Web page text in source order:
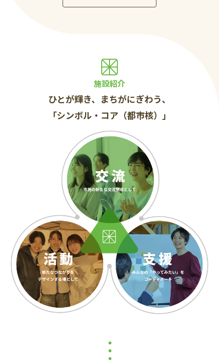
施設紹介
ひとが輝き、まちがにぎわう、
「シンボル・コア（都市核）」